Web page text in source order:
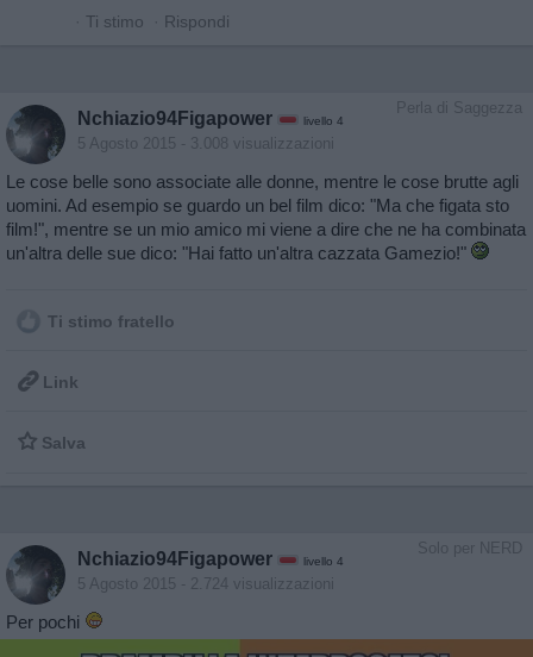
· Ti stimo · Rispondi
Perla di Saggezza
Nchiazio94Figapower livello 4
5 Agosto 2015 - 3.008 visualizzazioni
Le cose belle sono associate alle donne, mentre le cose brutte agli
uomini. Ad esempio se guardo un bel film dico: "Ma che figata sto
film!", mentre se un mio amico mi viene a dire che ne ha combinata
un'altra delle sue dico: "Hai fatto un'altra cazzata Gamezio!"
Ti stimo fratello
 Link
 Salva
Solo per NERD
Nchiazio94Figapower livello 4
5 Agosto 2015 - 2.724 visualizzazioni
Per pochi